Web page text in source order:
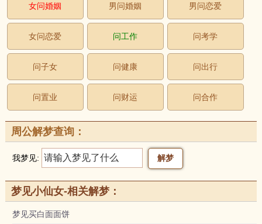
女问婚姻 男问婚姻 男问恋爱
女问恋爱 问工作 问考学
问子女 问健康 问出行
问置业 问财运 问合作
周公解梦查询：
我梦见:
梦见小仙女-相关解梦：
梦见买白面面饼